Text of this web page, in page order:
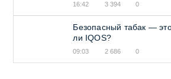
16:42 3 394 0
Безопасный табак —
ли IQOS?
09:03 2 686 0